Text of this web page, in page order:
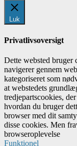
Luk
Privatlivsoversigt
Dette websted bruger
navigerer gennem
kategoriseret som
at webstedets
tredjepartscookies,
hvordan du bruger
browser med dit
disse cookies. Men
browseroplevelse
Funktionel